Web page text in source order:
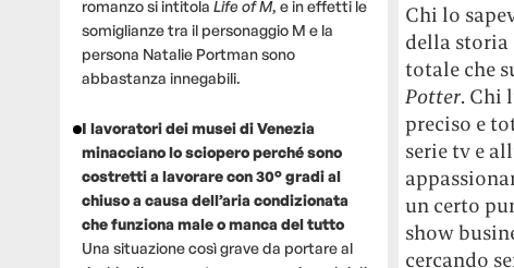
romanzo si intitola Life of M, e in effetti le
somiglianze tra il personaggio M e la
persona Natalie Portman sono
abbastanza innegabili.
I lavoratori dei musei di Venezia
minacciano lo sciopero perché sono
costretti a lavorare con 30° gradi al
chiuso a causa dell’aria condizionata
che funziona male o manca del tutto
Una situazione così grave da portare al
Chi lo
della
totale che
Potter. Chi
preciso e
serie tv e
un certo
show
cercando